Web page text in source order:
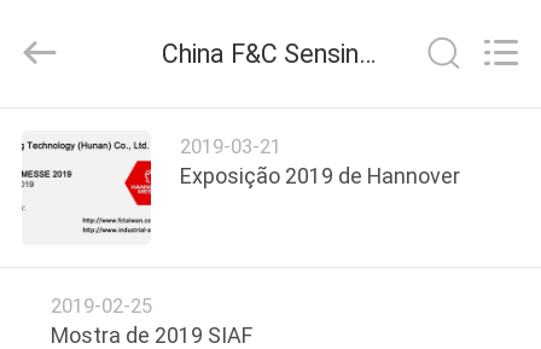
PRODUTOS
NÓS
Technology
(Hunan)
Rights
China F&C Sensing Technology (Hunan) Co.,Ltd notícias da empresa
2019-03-21
Exposição 2019 de Hannover
2019-02-25
Mostra de 2019 SIAF